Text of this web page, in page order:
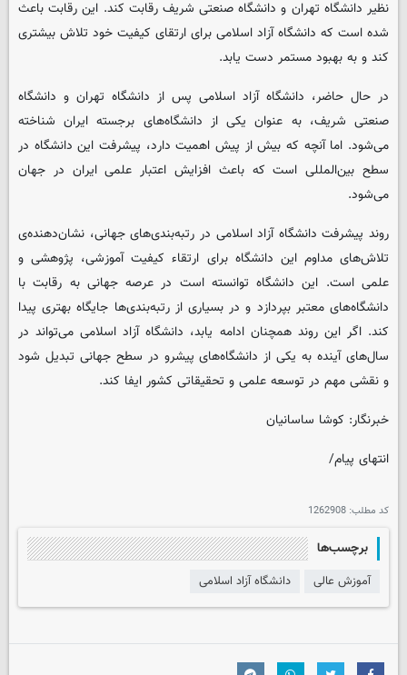
نظیر دانشگاه تهران و دانشگاه صنعتی شریف رقابت کند. این رقابت باعث
شده است که دانشگاه آزاد اسلامی برای ارتقای کیفیت خود تلاش بیشتری
کند و به بهبود مستمر دست یابد.
در حال حاضر، دانشگاه آزاد اسلامی پس از دانشگاه تهران و دانشگاه
صنعتی شریف، به عنوان یکی از دانشگاه‌های برجسته ایران شناخته
می‌شود. اما آنچه که بیش از پیش اهمیت دارد، پیشرفت این دانشگاه در
سطح بین‌المللی است که باعث افزایش اعتبار علمی ایران در جهان
می‌شود.
روند پیشرفت دانشگاه آزاد اسلامی در رتبه‌بندی‌های جهانی، نشان‌دهنده‌ی
تلاش‌های مداوم این دانشگاه برای ارتقاء کیفیت آموزشی، پژوهشی و
علمی است. این دانشگاه توانسته است در عرصه جهانی به رقابت با
دانشگاه‌های معتبر بپردازد و در بسیاری از رتبه‌بندی‌ها جایگاه بهتری پیدا
کند. اگر این روند همچنان ادامه یابد، دانشگاه آزاد اسلامی می‌تواند در
سال‌های آینده به یکی از دانشگاه‌های پیشرو در سطح جهانی تبدیل شود
و نقشی مهم در توسعه علمی و تحقیقاتی کشور ایفا کند.
خبرنگار: کوشا ساسانیان
انتهای پیام/
کد مطلب: 1262908
برچسب‌ها
آموزش عالی دانشگاه آزاد اسلامی